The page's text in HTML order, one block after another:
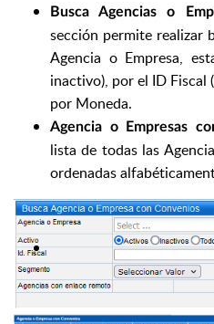
Busca Agencias o
sección permite realizar
Agencia o Empresa,
inactivo), por el ID Fiscal
por Moneda.
Agencia o Empresas
lista de todas las
ordenadas